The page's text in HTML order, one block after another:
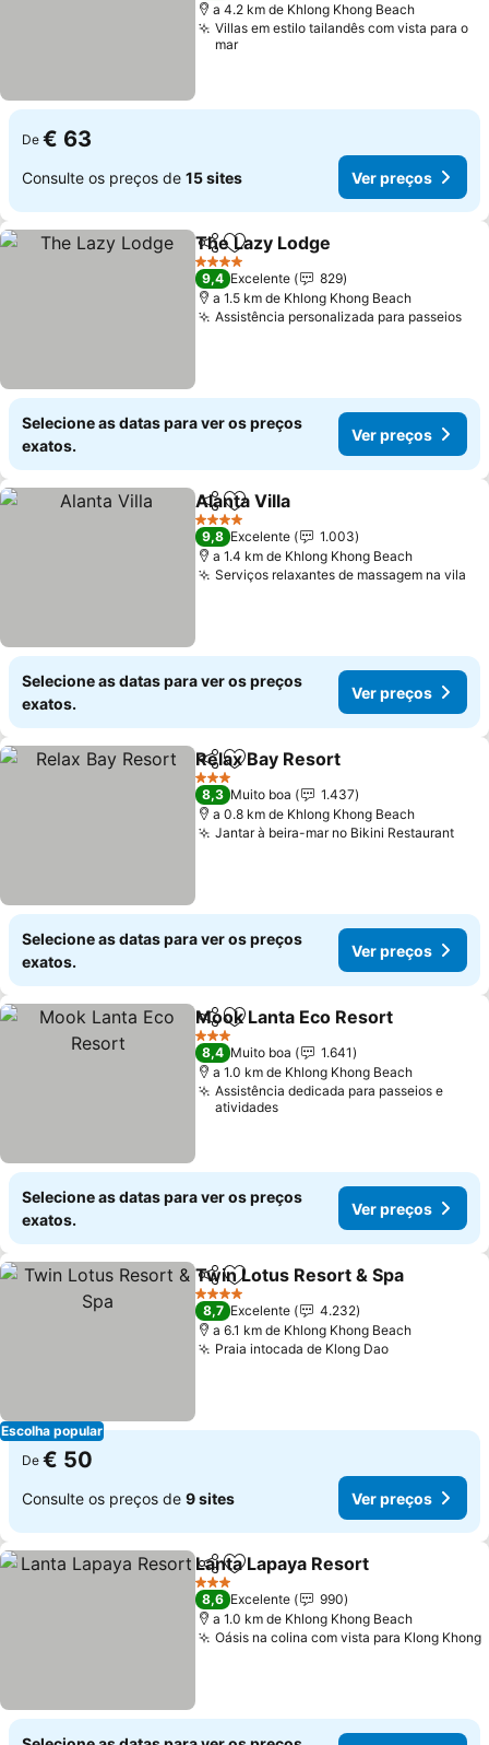
a 4.2 km de Khlong Khong Beach
Villas em estilo tailandês com vista para o
mar
De € 63
Consulte os preços de 15 sites Ver preços
PartilharAdicionar aos favoritos
The Lazy Lodge
4 Estrelas
9,4 Excelente
829
a 1.5 km de Khlong Khong Beach
Assistência personalizada para passeios
Selecione as datas para ver os preços
exatos.
Ver preços
PartilharAdicionar aos favoritos
Alanta Villa
4 Estrelas
9,8 Excelente
1.003
a 1.4 km de Khlong Khong Beach
Serviços relaxantes de massagem na vila
Selecione as datas para ver os preços
exatos.
Ver preços
PartilharAdicionar aos favoritos
Relax Bay Resort
3 Estrelas
8,3 Muito boa
1.437
a 0.8 km de Khlong Khong Beach
Jantar à beira-mar no Bikini RestaurantVer
Selecione as datas para ver os preços
exatos.
Ver preços
PartilharAdicionar aos favoritos
Mook Lanta Eco Resort
3 Estrelas
8,4 Muito boa
1.641
a 1.0 km de Khlong Khong Beach
Assistência dedicada para passeios e
atividades
Selecione as datas para ver os preços
exatos.
Ver preços
Escolha popular
PartilharAdicionar aos favoritos
Twin Lotus Resort & Spa
4 Estrelas
8,7 Excelente
4.232
a 6.1 km de Khlong Khong Beach
Praia intocada de Klong DaoVer preços
De € 50
Consulte os preços de 9 sites Ver preços
PartilharAdicionar aos favoritos
Lanta Lapaya Resort
3 Estrelas
8,6 Excelente
990
a 1.0 km de Khlong Khong Beach
Oásis na colina com vista para Klong Khong